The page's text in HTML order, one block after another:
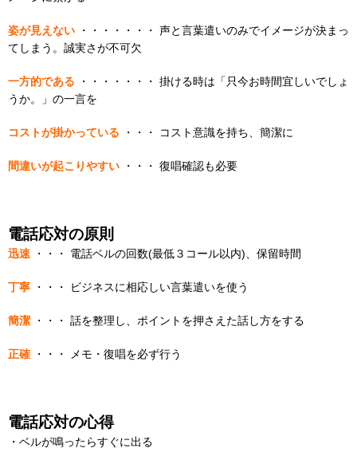
姿が見えない ・・・・・・・ 声と言葉遣いのみでイメージが決まっ
てしまう。誠実さが不可欠
一方的である ・・・・・・・ 掛ける時は「只今お時間宜しいでしょ
うか。」の一言を
コストが掛かっている ・・・ コスト意識を持ち、簡潔に
間違いが起こりやすい ・・・ 復唱確認も必要
電話応対の原則
迅速 ・・・ 電話ベルの回数(最低３コール以内)、保留時間
丁寧 ・・・ ビジネスに相応しい言葉遣いを使う
簡潔 ・・・ 話を整理し、ポイントを押さえた話し方をする
正確 ・・・ メモ・復唱を必ず行う
電話応対の心得
・ベルが鳴ったらすぐに出る